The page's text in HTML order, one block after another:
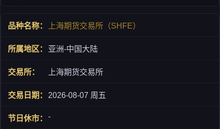
上海期货交易所（SHFE）
亚洲-中国大陆
上海期货交易所
2026-08-07 周五
-